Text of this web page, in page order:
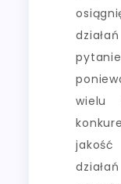
wielu